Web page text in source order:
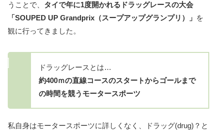
うことで、 タイで年に1度開かれるドラッグレースの大会
「SOUPED UP Grandprix（スープアップグランプリ）」 を
観に行ってきました。
ドラッグレースとは…
約400ｍの直線コースのスタートからゴールまで
の時間を競うモータースポーツ
私自身はモータースポーツに詳しくなく、ドラッグ(drug)？と